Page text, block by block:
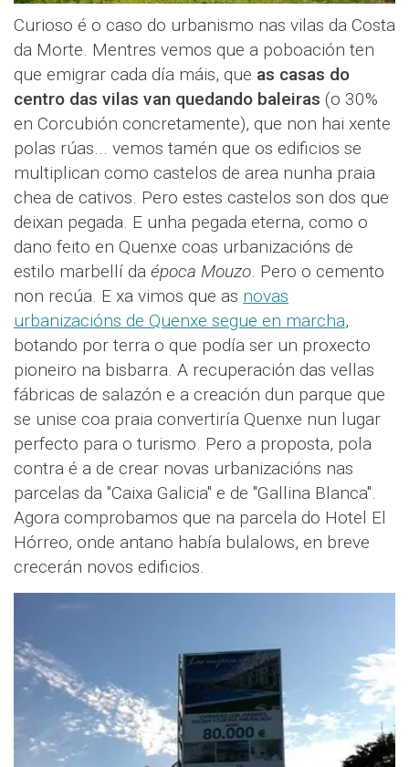
Curioso é o caso do urbanismo nas vilas da Costa
da Morte. Mentres vemos que a poboación ten
que emigrar cada día máis, que as casas do
centro das vilas van quedando baleiras (o 30%
en Corcubión concretamente), que non hai xente
polas rúas... vemos tamén que os edificios se
multiplican como castelos de area nunha praia
chea de cativos. Pero estes castelos son dos que
deixan pegada. E unha pegada eterna, como o
dano feito en Quenxe coas urbanizacións de
estilo marbellí da época Mouzo. Pero o cemento
non recúa. E xa vimos que as novas
urbanizacións de Quenxe segue en marcha,
botando por terra o que podía ser un proxecto
pioneiro na bisbarra. A recuperación das vellas
fábricas de salazón e a creación dun parque que
se unise coa praia convertiría Quenxe nun lugar
perfecto para o turismo. Pero a proposta, pola
contra é a de crear novas urbanizacións nas
parcelas da "Caixa Galicia" e de "Gallina Blanca".
Agora comprobamos que na parcela do Hotel El
Hórreo, onde antano había bulalows, en breve
crecerán novos edificios.